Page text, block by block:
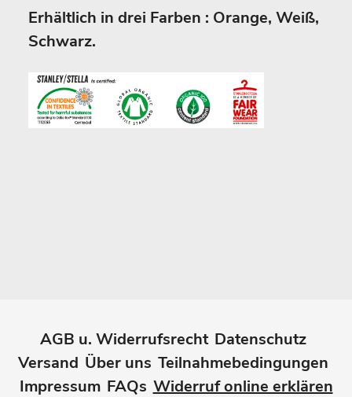
Erhältlich in drei Farben : Orange, Weiß,
Schwarz.
AGB u. Widerrufsrecht Datenschutz
Versand Über uns Teilnahmebedingungen
Impressum FAQs Widerruf online erklären